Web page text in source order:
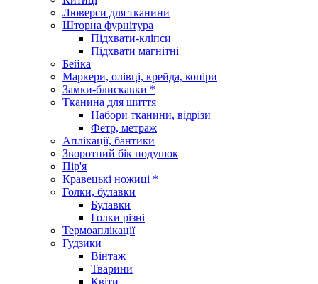
Люверси для тканини
Шторна фурнітура
Підхвати-кліпси
Підхвати магнітні
Бейка
Маркери, олівці, крейда, копіри
Замки-блискавки *
Тканина для шиття
Набори тканини, відрізи
Фетр, метраж
Аплікації, бантики
Зворотний бік подушок
Пір'я
Кравецькі ножиці *
Голки, булавки
Булавки
Голки різні
Термоаплікації
Гудзики
Вінтаж
Тварини
Квіти